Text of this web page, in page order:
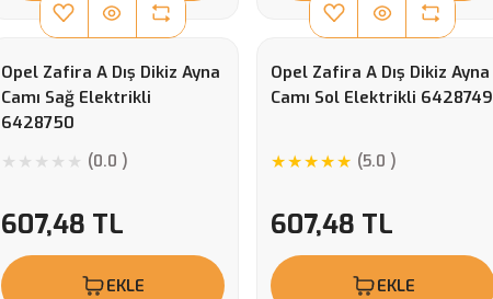
Opel Zafira A Dış Dikiz Ayna
Camı Sağ Elektrikli
6428750
(0.0 )
607,48 TL
EKLE
Opel Zafira A Dış Dikiz Ayna
Camı Sol Elektrikli 6428749
(5.0 )
607,48 TL
EKLE